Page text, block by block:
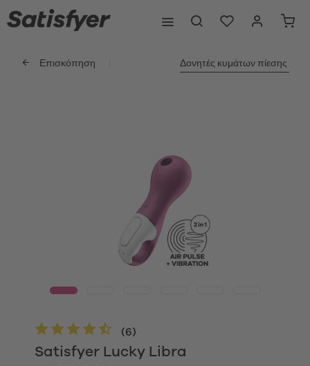
Επισκόπηση Δονητές κυμάτων πίεσης
Satisfyer Lucky Libra
(6)